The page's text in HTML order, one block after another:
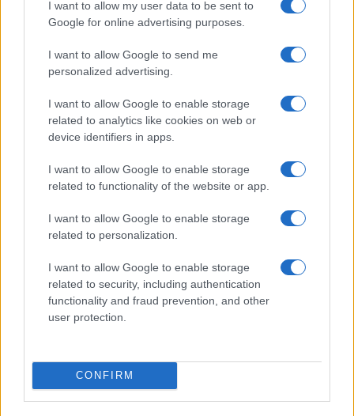
I want to allow my user data to be sent to
Google for online advertising purposes.
I want to allow Google to send me
personalized advertising.
I want to allow Google to enable storage
related to analytics like cookies on web or
device identifiers in apps.
I want to allow Google to enable storage
related to functionality of the website or app.
I want to allow Google to enable storage
related to personalization.
I want to allow Google to enable storage
related to security, including authentication
functionality and fraud prevention, and other
user protection.
CONFIRM
Petrolio in calo: Brent a 91,82$, ribassi a due cifre per greggio
Andrea Innocenti · 5 Ago 2026
QUOTAZIONI CRYPTO
Nome Prezzo
Eureka Bridged PAX
Kinza Babylon Staked
$83,270.00